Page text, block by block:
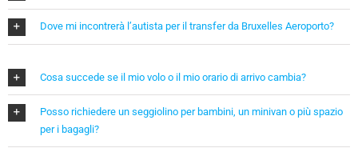
Dove mi incontrerà l’autista per il transfer da Bruxelles Aeroporto?
Cosa succede se il mio volo o il mio orario di arrivo cambia?
Posso richiedere un seggiolino per bambini, un minivan o più spazio
per i bagagli?